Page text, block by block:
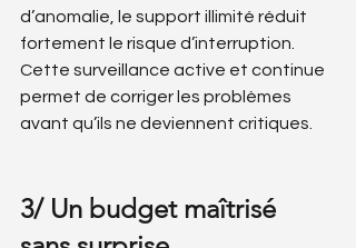
d’anomalie, le support illimité réduit
fortement le risque d’interruption.
Cette surveillance active et continue
permet de corriger les problèmes
avant qu’ils ne deviennent critiques.
3/ Un budget maîtrisé